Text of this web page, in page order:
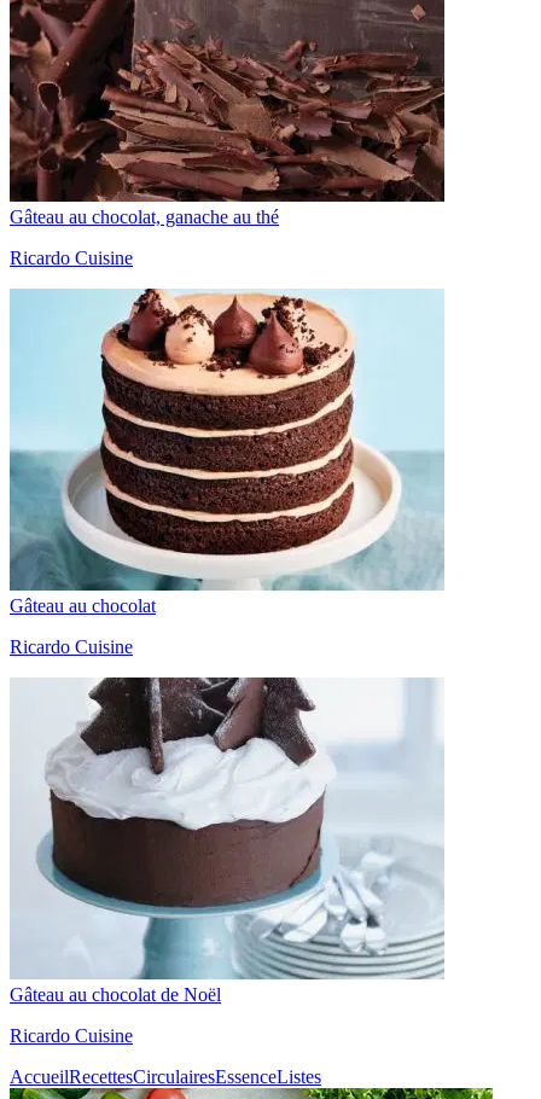
Gâteau au chocolat, ganache au thé
Ricardo Cuisine
Gâteau au chocolat
Ricardo Cuisine
Gâteau au chocolat de Noël
Ricardo Cuisine
AccueilRecettesCirculairesEssenceListes